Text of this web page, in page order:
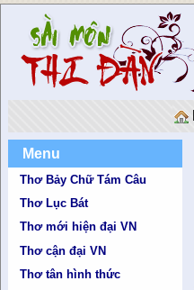
Menu
Thơ Bảy Chữ Tám Câu
Thơ Lục Bát
Thơ mới hiện đại VN
Thơ cận đại VN
Thơ tân hình thức